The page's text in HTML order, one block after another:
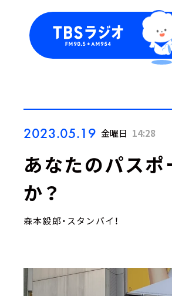
2023.05.19 金曜日 14:28
あなたのパスポ
か？
森本毅郎・スタンバイ！